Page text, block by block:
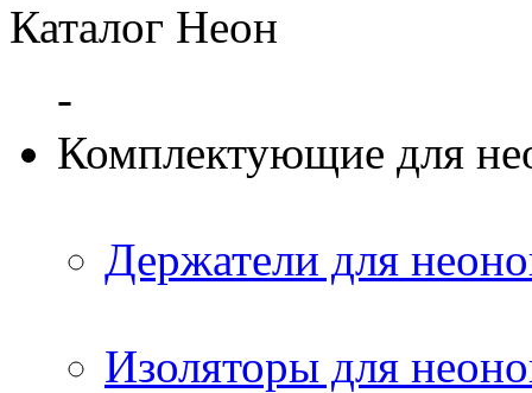
Каталог Неон
-
Комплектующие для
Держатели для
Изоляторы для